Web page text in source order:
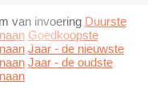
van invoering Duurste
Goedkoopste
Jaar - de nieuwste
Jaar - de oudste